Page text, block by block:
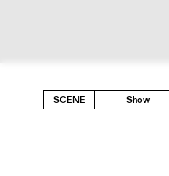
SCENE Show